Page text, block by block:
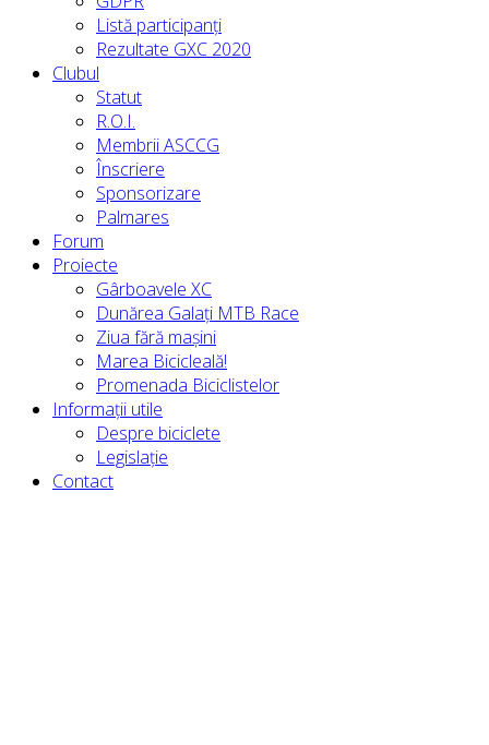
Listă participanți
Rezultate GXC 2020
Clubul
Statut
R.O.I.
Membrii ASCCG
Înscriere
Sponsorizare
Palmares
Forum
Proiecte
Gârboavele XC
Dunărea Galați MTB Race
Ziua fără mașini
Marea Bicicleală!
Promenada Biciclistelor
Informații utile
Despre biciclete
Legislație
Contact